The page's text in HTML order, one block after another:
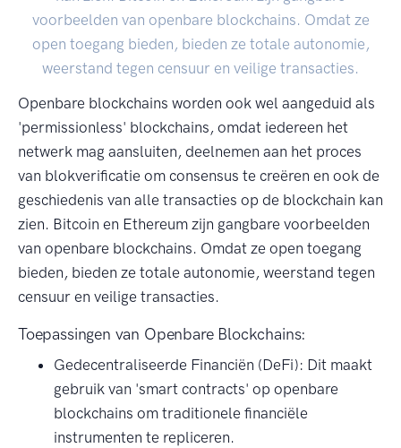
voorbeelden van openbare blockchains. Omdat ze
open toegang bieden, bieden ze totale autonomie,
weerstand tegen censuur en veilige transacties.
Openbare blockchains worden ook wel aangeduid als
'permissionless' blockchains, omdat iedereen het
netwerk mag aansluiten, deelnemen aan het proces
van blokverificatie om consensus te creëren en ook de
geschiedenis van alle transacties op de blockchain kan
zien. Bitcoin en Ethereum zijn gangbare voorbeelden
van openbare blockchains. Omdat ze open toegang
bieden, bieden ze totale autonomie, weerstand tegen
censuur en veilige transacties.
Toepassingen van Openbare Blockchains:
Gedecentraliseerde Financiën (DeFi): Dit maakt
gebruik van 'smart contracts' op openbare
blockchains om traditionele financiële
instrumenten te repliceren.